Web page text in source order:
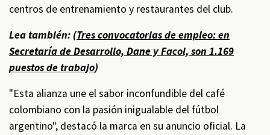
centros de entrenamiento y restaurantes del club.
Lea también: (Tres convocatorias de empleo: en
Secretaría de Desarrollo, Dane y Facol, son 1.169
puestos de trabajo)
"Esta alianza une el sabor inconfundible del café
colombiano con la pasión inigualable del fútbol
argentino", destacó la marca en su anuncio oficial. La